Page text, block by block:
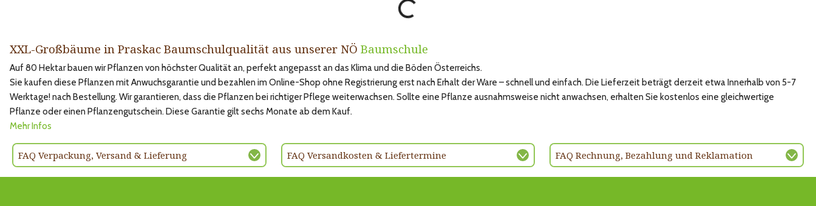
XXL-Großbäume in Praskac Baumschulqualität aus unserer NÖ Baumschule
Auf 80 Hektar bauen wir Pflanzen von höchster Qualität an, perfekt angepasst an das Klima und die Böden Österreichs.
Sie kaufen diese Pflanzen mit Anwuchsgarantie und bezahlen im Online-Shop ohne Registrierung erst nach Erhalt der Ware – schnell und einfach. Die Lieferzeit beträgt derzeit etwa Innerhalb von 5-7
Werktage! nach Bestellung. Wir garantieren, dass die Pflanzen bei richtiger Pflege weiterwachsen. Sollte eine Pflanze ausnahmsweise nicht anwachsen, erhalten Sie kostenlos eine gleichwertige
Pflanze oder einen Pflanzengutschein. Diese Garantie gilt sechs Monate ab dem Kauf.
Mehr Infos
FAQ Verpackung, Versand & Lieferung FAQ Versandkosten & Liefertermine FAQ Rechnung, Bezahlung und Reklamation